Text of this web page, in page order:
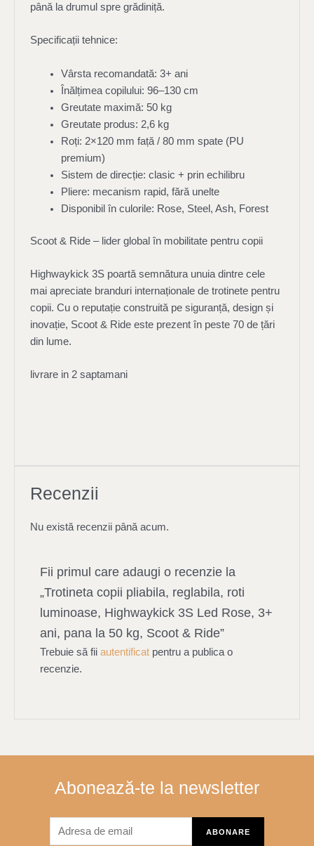
până la drumul spre grădiniță.
Specificații tehnice:
Vârsta recomandată: 3+ ani
Înălțimea copilului: 96–130 cm
Greutate maximă: 50 kg
Greutate produs: 2,6 kg
Roți: 2×120 mm față / 80 mm spate (PU
premium)
Sistem de direcție: clasic + prin echilibru
Pliere: mecanism rapid, fără unelte
Disponibil în culorile: Rose, Steel, Ash, Forest
Scoot & Ride – lider global în mobilitate pentru copii
Highwaykick 3S poartă semnătura unuia dintre cele
mai apreciate branduri internaționale de trotinete pentru
copii. Cu o reputație construită pe siguranță, design și
inovație, Scoot & Ride este prezent în peste 70 de țări
din lume.
livrare in 2 saptamani
Recenzii
Nu există recenzii până acum.
Fii primul care adaugi o recenzie la
„Trotineta copii pliabila, reglabila, roti
luminoase, Highwaykick 3S Led Rose, 3+
ani, pana la 50 kg, Scoot & Ride”
Trebuie să fiiautentificat pentru a publica o
recenzie.
Abonează-te la newsletter